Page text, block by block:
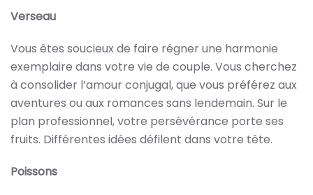
Verseau
Vous êtes soucieux de faire régner une harmonie
exemplaire dans votre vie de couple. Vous cherchez
à consolider l’amour conjugal, que vous préférez aux
aventures ou aux romances sans lendemain. Sur le
plan professionnel, votre persévérance porte ses
fruits. Différentes idées défilent dans votre tête.
Poissons